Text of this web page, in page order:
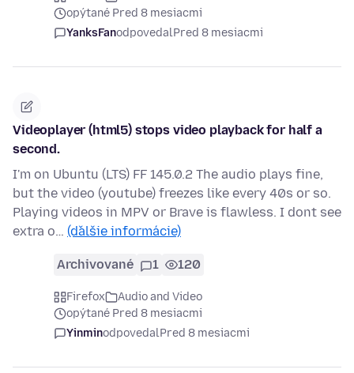
opýtané Pred 8 mesiacmi
YanksFanodpovedalPred 8 mesiacmi
Videoplayer (html5) stops video playback for half a
second.
I'm on Ubuntu (LTS) FF 145.0.2 The audio plays fine,
but the video (youtube) freezes like every 40s or so.
Playing videos in MPV or Brave is flawless. I dont see
extra o… (ďalšie informácie)
Archivované 1 120
Firefox
Audio and Video
opýtané Pred 8 mesiacmi
YinminodpovedalPred 8 mesiacmi